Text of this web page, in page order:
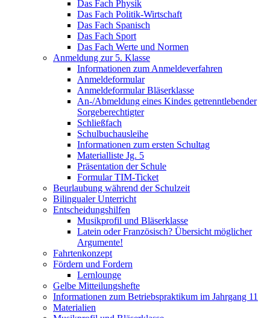
Das Fach Physik
Das Fach Politik-Wirtschaft
Das Fach Spanisch
Das Fach Sport
Das Fach Werte und Normen
Anmeldung zur 5. Klasse
Informationen zum Anmeldeverfahren
Anmeldeformular
Anmeldeformular Bläserklasse
An-/Abmeldung eines Kindes getrenntlebender
Sorgeberechtigter
Schließfach
Schulbuchausleihe
Informationen zum ersten Schultag
Materialliste Jg. 5
Präsentation der Schule
Formular TIM-Ticket
Beurlaubung während der Schulzeit
Bilingualer Unterricht
Entscheidungshilfen
Musikprofil und Bläserklasse
Latein oder Französisch? Übersicht möglicher
Argumente!
Fahrtenkonzept
Fördern und Fordern
Lernlounge
Gelbe Mitteilungshefte
Informationen zum Betriebspraktikum im Jahrgang 11
Materialien